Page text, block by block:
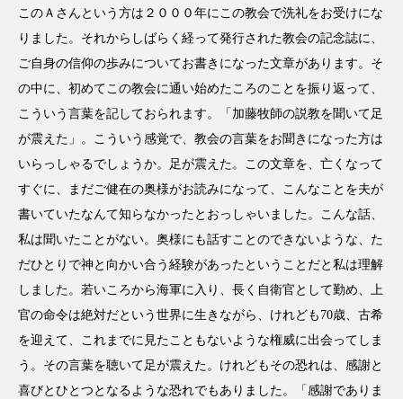
このＡさんという方は２０００年にこの教会で洗礼をお受けにな
りました。それからしばらく経って発行された教会の記念誌に、
ご自身の信仰の歩みについてお書きになった文章があります。そ
の中に、初めてこの教会に通い始めたころのことを振り返って、
こういう言葉を記しておられます。「加藤牧師の説教を聞いて足
が震えた」。こういう感覚で、教会の言葉をお聞きになった方は
いらっしゃるでしょうか。足が震えた。この文章を、亡くなって
すぐに、まだご健在の奥様がお読みになって、こんなことを夫が
書いていたなんて知らなかったとおっしゃいました。こんな話、
私は聞いたことがない。奥様にも話すことのできないような、た
だひとりで神と向かい合う経験があったということだと私は理解
しました。若いころから海軍に入り、長く自衛官として勤め、上
官の命令は絶対だという世界に生きながら、けれども70歳、古希
を迎えて、これまでに見たこともないような権威に出会ってしま
う。その言葉を聴いて足が震えた。けれどもその恐れは、感謝と
喜びとひとつとなるような恐れでもありました。「感謝でありま